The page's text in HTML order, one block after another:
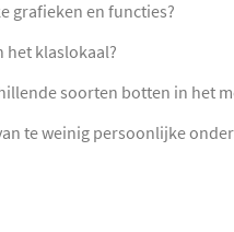
grafieken en functies?
het klaslokaal?
soorten botten in het
te weinig persoonlijke